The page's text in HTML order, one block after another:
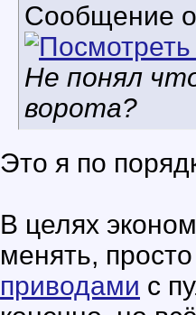
Сообщение
Не понял
ворота?
Это я по
В целях
менять,
приводами с